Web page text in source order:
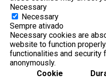
Necessary
Necessary
Sempre ativado
Necessary cookies are
website to function
functionalities and security
anonymously.
Cookie